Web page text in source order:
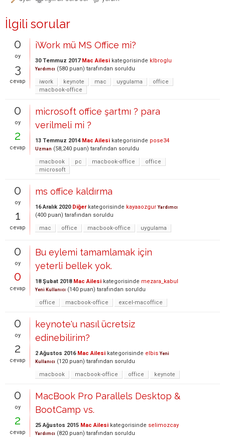
İlgili sorular
0
oy
3
cevap
iWork mü MS Office mi?
30 Temmuz 2017 Mac Ailesi kategorisinde klbroglu
Yardımcı (580 puan) tarafından soruldu
iwork
keynote mac uygulama
office
macbook-office
0
oy
2
cevap
microsoft office şartmı ? para
verilmeli mi ?
13 Temmuz 2014 Mac Ailesi kategorisinde pose34
Uzman (58,240 puan) tarafından soruldu
macbook
pc macbook-office
office
microsoft
0
oy
1
cevap
ms office kaldırma
16 Aralık 2020 Diğerkategorisinde kayaaozgur Yardımcı
(400 puan) tarafından soruldu
mac
office macbook-office uygulama
0
oy
0
cevap
Bu eylemi tamamlamak için
yeterli bellek yok.
18 Şubat 2018 Mac Ailesi kategorisinde mezara_kabul
Yeni Kullanıcı (140 puan) tarafından soruldu
office
macbook-office excel-macoffice
0
oy
2
cevap
keynote'u nasıl ücretsiz
edinebilirim?
2 Ağustos 2016 Mac Ailesi kategorisinde elbis Yeni
Kullanıcı (120 puan) tarafından soruldu
macbook
macbook-office office keynote
0
oy
2
cevap
MacBook Pro Parallels Desktop &
BootCamp vs.
25 Ağustos 2015 Mac Ailesi kategorisinde selimozcay
Yardımcı (820 puan) tarafından soruldu